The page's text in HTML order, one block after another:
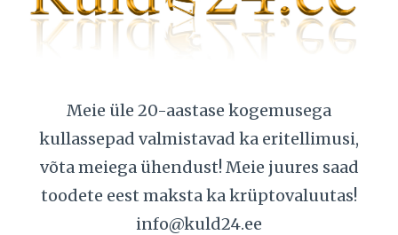
Meie üle 20-aastase kogemusega
kullassepad valmistavad ka eritellimusi,
võta meiega ühendust! Meie juures saad
toodete eest maksta ka krüptovaluutas!
info@kuld24.ee